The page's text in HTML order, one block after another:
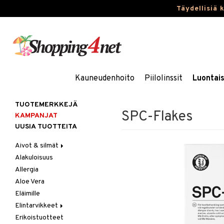
Täydellisiä
Kauneudenhoito Piilolinssit
SPC-Flakes
TUOTEMERKKEJÄ
KAMPANJAT
UUSIA TUOTTEITA
Aivot & silmät
Muisti
Rasvahapot
Silmät
Alakuloisuus
Allergia
Aloe Vera
Eläimille
Elintarvikkeet
Hedelmät & pähkinät
Erikoistuotteet